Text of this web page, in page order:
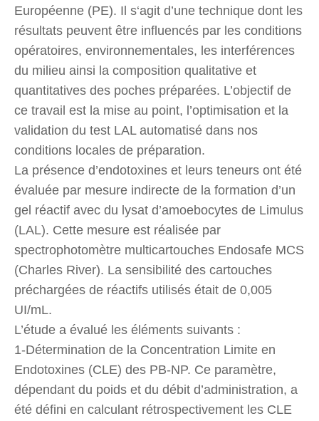
Européenne (PE). Il s‘agit d’une technique dont les
résultats peuvent être influencés par les conditions
opératoires, environnementales, les interférences
du milieu ainsi la composition qualitative et
quantitatives des poches préparées. L’objectif de
ce travail est la mise au point, l’optimisation et la
validation du test LAL automatisé dans nos
conditions locales de préparation.
La présence d’endotoxines et leurs teneurs ont été
évaluée par mesure indirecte de la formation d’un
gel réactif avec du lysat d’amoebocytes de Limulus
(LAL). Cette mesure est réalisée par
spectrophotomètre multicartouches Endosafe MCS
(Charles River). La sensibilité des cartouches
préchargées de réactifs utilisés était de 0,005
UI/mL.
L’étude a évalué les éléments suivants :
1-Détermination de la Concentration Limite en
Endotoxines (CLE) des PB-NP. Ce paramètre,
dépendant du poids et du débit d’administration, a
été défini en calculant rétrospectivement les CLE